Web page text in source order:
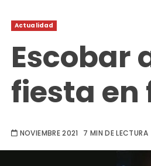
Actualidad
Escobar
fiesta en
NOVIEMBRE 2021 7 MIN DE LECTURA